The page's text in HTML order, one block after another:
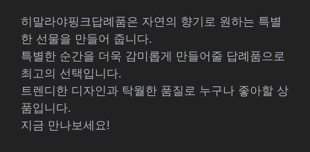
히말라야핑크답례품은 자연의 향기로 원하는 특별
한 선물을 만들어 줍니다.
특별한 순간을 더욱 감미롭게 만들어줄 답례품으로
최고의 선택입니다.
트렌디한 디자인과 탁월한 품질로 누구나 좋아할 상
품입니다.
지금 만나보세요!